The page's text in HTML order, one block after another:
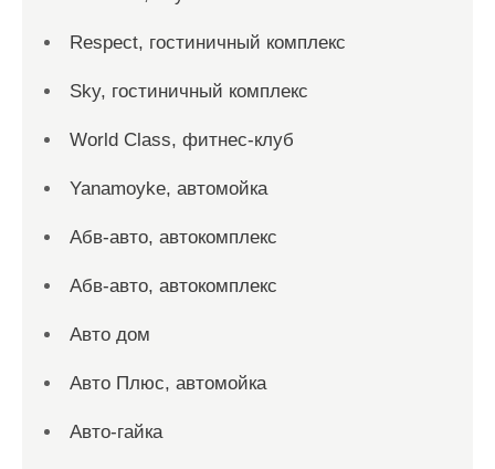
Respect, гостиничный комплекс
Sky, гостиничный комплекс
World Class, фитнес-клуб
Yanamoyke, автомойка
Абв-авто, автокомплекс
Абв-авто, автокомплекс
Авто дом
Авто Плюс, автомойка
Авто-гайка